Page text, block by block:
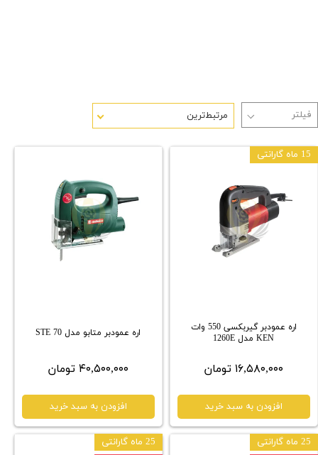
مرتبط‌ترین
اره عمودبر گیربکسی 550 وات
KEN مدل 1260E
۱۶,۵۸۰,۰۰۰ تومان
افزودن به سبد خرید
15 ماه گارانتی
اره عمودبر متابو مدل STE 70
۴۰,۵۰۰,۰۰۰ تومان
افزودن به سبد خرید
25 ماه گارانتی
25 ماه گارانتی